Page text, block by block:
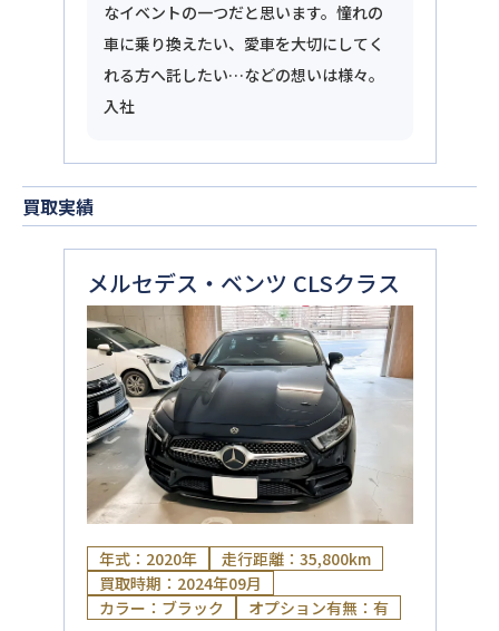
なイベントの一つだと思います。憧れの
車に乗り換えたい、愛車を大切にしてく
れる方へ託したい…などの想いは様々。
入社
買取実績
メルセデス・ベンツ CLSクラス
年式：2020年
走行距離：35,800km
買取時期：2024年09月
カラー：ブラック
オプション有無：有